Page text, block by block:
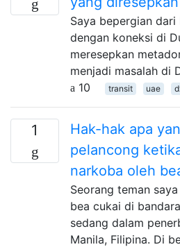
Saya bepergian
dengan koneksi di
meresepkan
menjadi masalah di
10
transit uae
1
Hak-hak apa
pelancong
narkoba oleh
Seorang teman
bea cukai di
sedang dalam
Manila, Filipina. Di